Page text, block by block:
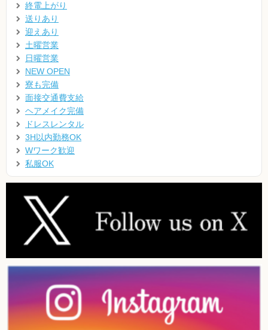
終電上がり
送りあり
迎えあり
土曜営業
日曜営業
NEW OPEN
寮も完備
面接交通費支給
ヘアメイク完備
ドレスレンタル
3H以内勤務OK
Wワーク歓迎
私服OK